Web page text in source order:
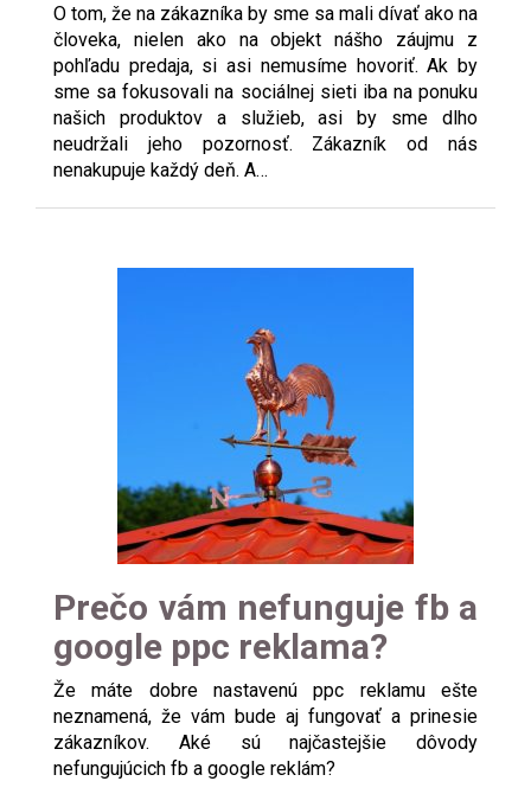
O tom, že na zákazníka by sme sa mali dívať ako na
človeka, nielen ako na objekt nášho záujmu z
pohľadu predaja, si asi nemusíme hovoriť. Ak by
sme sa fokusovali na sociálnej sieti iba na ponuku
našich produktov a služieb, asi by sme dlho
neudržali jeho pozornosť. Zákazník od nás
nenakupuje každý deň. A…
Prečo vám nefunguje fb a
google ppc reklama?
Že máte dobre nastavenú ppc reklamu ešte
neznamená, že vám bude aj fungovať a prinesie
zákazníkov. Aké sú najčastejšie dôvody
nefungujúcich fb a google reklám?